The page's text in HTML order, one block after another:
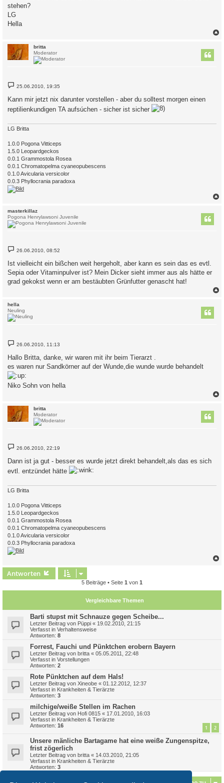
stehen?
LG
Hella
britta
Moderator
B
e
t
r
25.06.2010, 19:35
Kann mir jetzt nix darunter vorstellen - aber du solltest morgen einen
reptilienkundigen TA aufsúchen - sicher ist sicher
LG Britta
1.0.0 Pogona Vitticeps
1.5.0 Leopardgeckos
0.0.1 Grammostola Rosea
0.0.1 Chromatopelma cyaneopubescens
0.1.0 Avicularia versicolor
0.0.3 Phyllocrania paradoxa
masterkillaz
Pogona Henrylawsoni Juvenile
B
t
r
g
26.06.2010, 08:52
Ist vielleicht ein bißchen weit hergeholt, aber kann es sein das es evtl.
Sepia oder Vitaminpulver ist? Mein Dicker sieht immer aus als hätte er
grad gekokst wenn er am bestäubten Grünfutter genascht hat!
hella
Neuling
B
e
i
t
a
g
26.06.2010, 11:13
Hallo Britta, danke, wir waren mit ihr beim Tierarzt .
es waren nur Sandkörner auf der Wunde,die wunde wurde behandelt
Niko Sohn von hella
britta
Moderator
B
t
r
26.06.2010, 22:19
Dann ist ja gut - besser es wurde jetzt direkt behandelt,als das es sich
evtl. entzündet hätte
LG Britta
1.0.0 Pogona Vitticeps
1.5.0 Leopardgeckos
0.0.1 Grammostola Rosea
0.0.1 Chromatopelma cyaneopubescens
0.1.0 Avicularia versicolor
0.0.3 Phyllocrania paradoxa
Antworten
5 Beiträge • Seite 1 von 1
Vergleichbare Themen
Barti stupst mit Schnauze gegen Scheibe...
Letzter Beitrag von Püppi « 19.02.2010, 21:15
Verfasst in Verhaltensweise
Antworten: 8
Forrest, Fauchi und Pünktchen erobern Bayern
Letzter Beitrag von britta « 05.05.2011, 22:48
Verfasst in Vorstellungen
Antworten: 2
Rote Pünktchen auf dem Hals!
Letzter Beitrag von Xineobe « 01.12.2012, 12:37
Verfasst in Krankheiten & Tierärzte
Antworten: 3
milchige/weiße Stellen im Rachen
Letzter Beitrag von Hofi 0815 « 17.01.2010, 16:03
Verfasst in Krankheiten & Tierärzte
Antworten: 16 1 2
Unsere mänliche Bartagame hat eine weiße Zungenspitze,
frist zögerlich
Letzter Beitrag von britta « 14.03.2010, 21:05
Verfasst in Krankheiten & Tierärzte
Antworten: 3